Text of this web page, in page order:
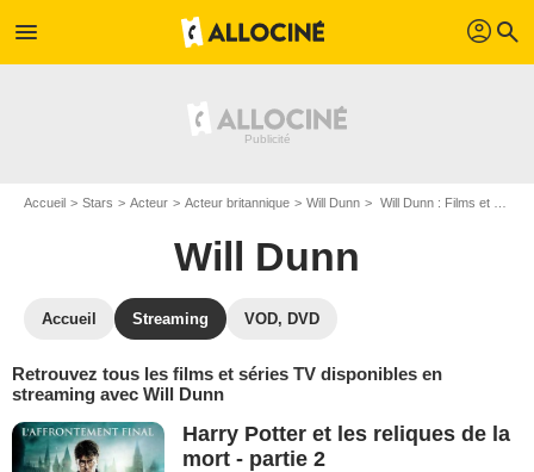
menu profil search
Accueil Stars Acteur Acteur britannique Will Dunn Will Dunn : Films et séries online
Will Dunn
Accueil Streaming VOD, DVD
Retrouvez tous les films et séries TV disponibles en
streaming avec Will Dunn
Harry Potter et les reliques de la
mort - partie 2